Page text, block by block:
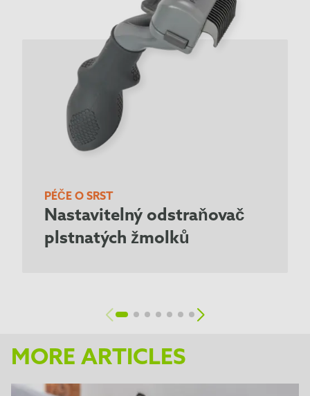
PÉČE O SRST
Nastavitelný odstraňovač
plstnatých žmolků
MORE ARTICLES